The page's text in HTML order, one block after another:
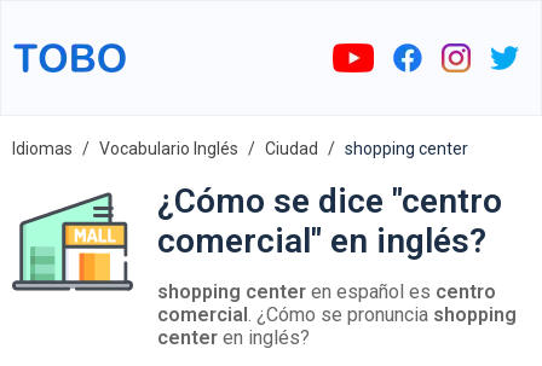
Idiomas Vocabulario Inglés Ciudad shopping center
¿Cómo se dice "centro
comercial" en inglés?
shopping center en español es centro
comercial. ¿Cómo se pronuncia shopping
center en inglés?